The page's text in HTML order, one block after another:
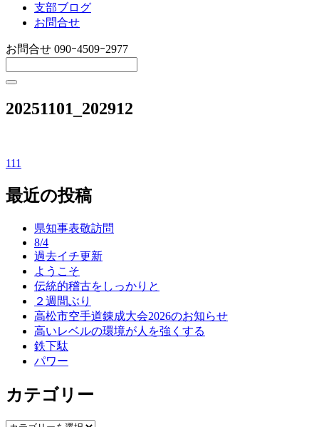
支部ブログ
お問合せ
お問合せ 090ｰ4509ｰ2977
20251101_202912
投
稿
111
最近の投稿
県知事表敬訪問
8/4
過去イチ更新
ようこそ
伝統的稽古をしっかりと
２週間ぶり
高松市空手道錬成大会2026のお知らせ
高いレベルの環境が人を強くする
鉄下駄
パワー
カテゴリー